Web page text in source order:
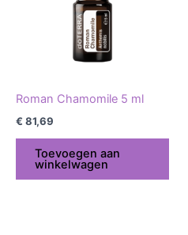
Roman Chamomile 5 ml
€ 81,69
Toevoegen aan
winkelwagen